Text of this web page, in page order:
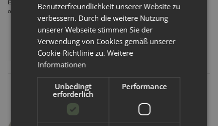
Blümchen Stoffwindel GmbH Pfarrzeile 7 2202 Großmugl Österreich
office@stoffwindelcompany.at
passende Artikel
Benutzerfreundlichkeit unserer Website zu
verbessern. Durch die weitere Nutzung
unserer Webseite stimmen Sie der
Verwendung von Cookies gemäß unserer
Cookie-Richtlinie zu.Weitere
Informationen
Unbedingt
erforderlich
Performance